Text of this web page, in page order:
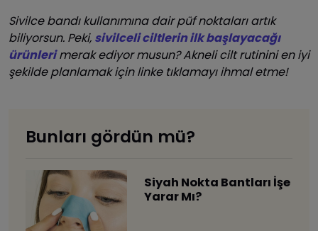
Sivilce bandı kullanımına dair püf noktaları artık
biliyorsun. Peki, sivilceli ciltlerin ilk başlayacağı
ürünlerimerak ediyor musun? Akneli cilt rutinini en iyi
şekilde planlamak için linke tıklamayı ihmal etme!
Bunları gördün mü?
Siyah Nokta Bantları İşe
Yarar Mı?